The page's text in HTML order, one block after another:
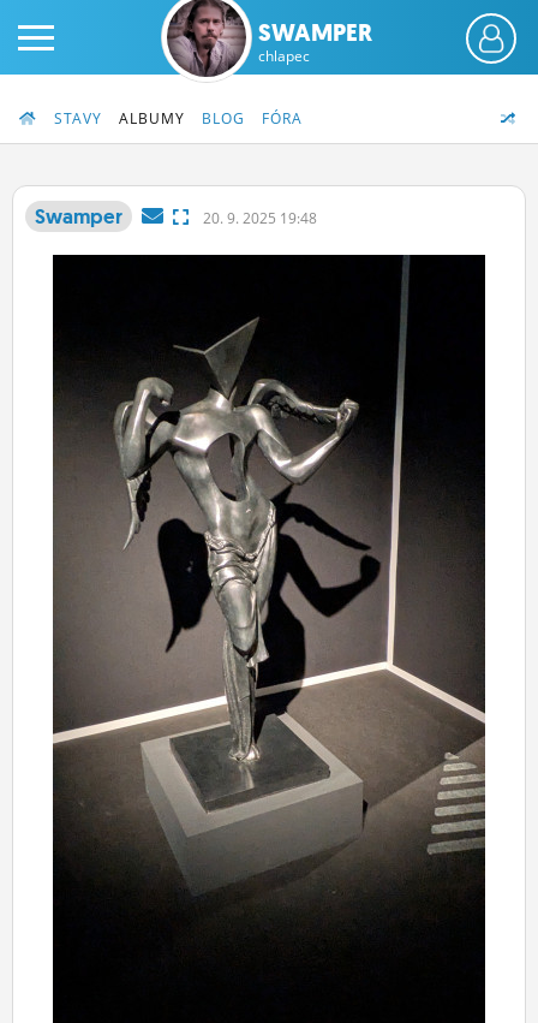
PRIHLÁS SA
FÓRUM
STATUSY
BLOGY
OBRÁZKY
ĽUDIA
MÔJ PROFIL
ROLETA
SWAMPER
chlapec
STAVY ALBUMY BLOG FÓRA
Swamper 20. 9. 2025 19:48